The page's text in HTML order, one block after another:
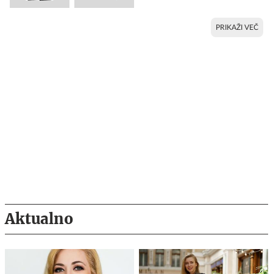
PRIKAŽI VEČ
Aktualno